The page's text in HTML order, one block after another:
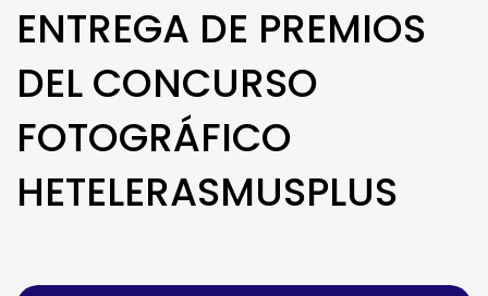
ENTREGA DE PREMIOS
DEL CONCURSO
FOTOGRÁFICO
HETELERASMUSPLUS